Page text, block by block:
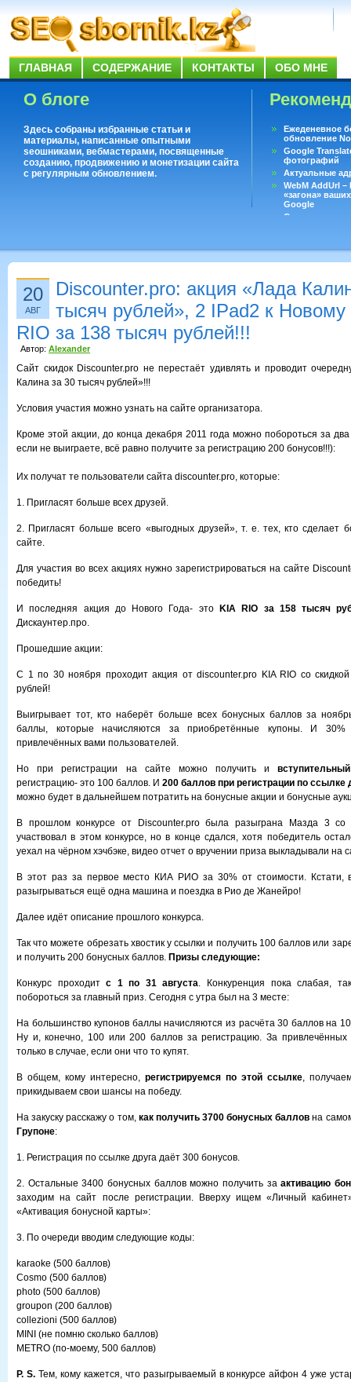
ГЛАВНАЯ СОДЕРЖАНИЕ КОНТАКТЫ ОБО МНЕ
О блоге
Здесь собраны избранные статьи и
материалы, написанные опытными
seoшниками, вебмастерами, посвященные
созданию, продвижению и монетизации сайта
с регулярным обновлением.
Ежеденевное
обновление
Google
фотографий
Актуальные
WebM AddUrl
«загона»
Google
Существует
20
АВГ
Discounter.pro: акция «Лада
тысяч рублей», 2 IPad2 к Новому
RIO за 138 тысяч рублей!!!
Автор: Alexander
Сайт скидок Discounter.pro не перестаёт удивлять и проводит
Калина за 30 тысяч рублей»!!!
Условия участия можно узнать на сайте организатора.
Кроме этой акции, до конца декабря 2011 года можно побороться за
если не выиграете, всё равно получите за регистрацию 200 бонусов!!!):
Их получат те пользователи сайта discounter.pro, которые:
1. Пригласят больше всех друзей.
2. Пригласят больше всего «выгодных друзей», т. е. тех, кто сделает
сайте.
Для участия во всех акциях нужно зарегистрироваться на сайте
победить!
И последняя акция до Нового Года- это
KIA RIO за 158 тысяч
Дискаунтер.про.
Прошедшие акции:
С 1 по 30 ноября проходит акция от discounter.pro KIA RIO со
рублей!
Выигрывает тот, кто наберёт больше всех бонусных баллов за
баллы, которые начисляются за приобретённые купоны. И 30%
привлечённых вами пользователей.
Но при регистрации на сайте можно получить и
регистрацию- это 100 баллов. И 200 баллов при регистрации по ссылке
можно будет в дальнейшем потратить на бонусные акции и бонусные
В прошлом конкурсе от Discounter.pro была разыграна Мазда 3
участвовал в этом конкурсе, но в конце сдался, хотя победитель
уехал на чёрном хэчбэке, видео отчет о вручении приза выкладывали на
В этот раз за первое место КИА РИО за 30% от стоимости. Кстати,
разыгрываться ещё одна машина и поездка в Рио де Жанейро!
Далее идёт описание прошлого конкурса.
Так что можете обрезать хвостик у ссылки и получить 100 баллов или
и получить 200 бонусных баллов. Призы следующие:
Конкурс проходитс 1 по 31 августа. Конкуренция пока слабая,
побороться за главный приз. Сегодня с утра был на 3 месте:
На большинство купонов баллы начисляются из расчёта 30 баллов на
Ну и, конечно, 100 или 200 баллов за регистрацию. За привлечённых
только в случае, если они что то купят.
В общем, кому интересно, регистрируемся по этой ссылке,
прикидываем свои шансы на победу.
На закуску расскажу о том,как получить 3700 бонусных баллов на
Групоне:
1. Регистрация по ссылке друга даёт 300 бонусов.
2. Остальные 3400 бонусных баллов можно получить заактивацию
заходим на сайт после регистрации. Вверху ищем «Личный
«Активация бонусной карты»:
3. По очереди вводим следующие коды:
karaoke (500 баллов)
Cosmo (500 баллов)
photo (500 баллов)
groupon (200 баллов)
collezioni (500 баллов)
MINI (не помню сколько баллов)
METRO (по-моему, 500 баллов)
P. S.Тем, кому кажется, что разыгрываемый в конкурсе айфон 4 уже